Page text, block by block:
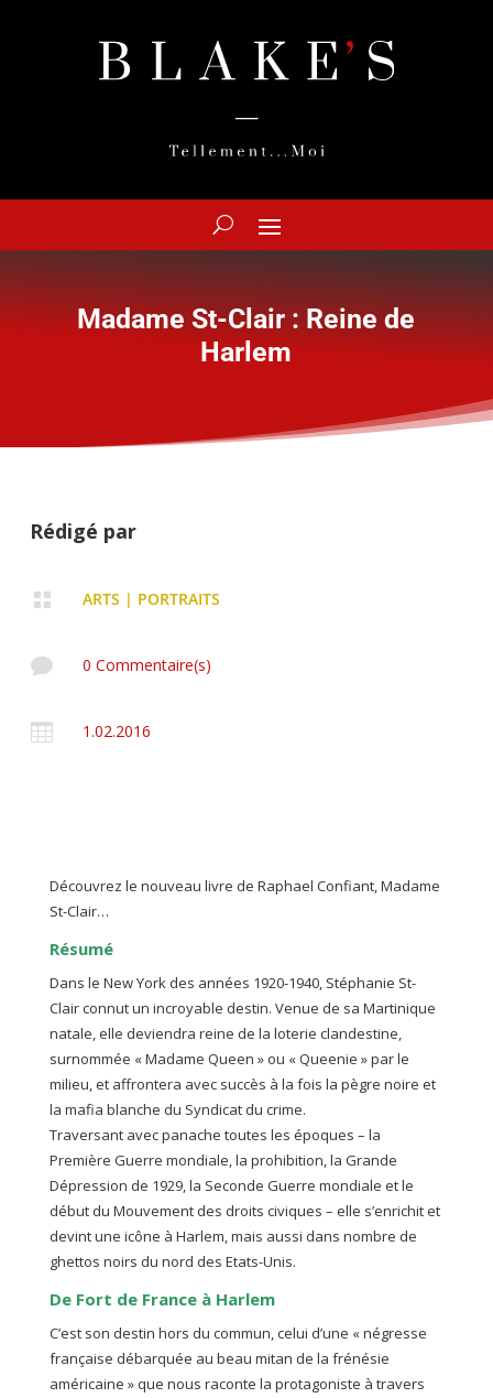
Madame St-Clair : Reine de
Harlem
Rédigé par
 ARTS | PORTRAITS
 0 Commentaire(s)
 1.02.2016
Découvrez le nouveau livre de Raphael Confiant, Madame
St-Clair…
Résumé
Dans le New York des années 1920-1940, Stéphanie St-
Clair connut un incroyable destin. Venue de sa Martinique
natale, elle deviendra reine de la loterie clandestine,
surnommée « Madame Queen » ou « Queenie » par le
milieu, et affrontera avec succès à la fois la pègre noire et
la mafia blanche du Syndicat du crime.
Traversant avec panache toutes les époques – la
Première Guerre mondiale, la prohibition, la Grande
Dépression de 1929, la Seconde Guerre mondiale et le
début du Mouvement des droits civiques – elle s’enrichit et
devint une icône à Harlem, mais aussi dans nombre de
ghettos noirs du nord des Etats-Unis.
De Fort de France à Harlem
C’est son destin hors du commun, celui d’une « négresse
française débarquée au beau mitan de la frénésie
américaine » que nous raconte la protagoniste à travers